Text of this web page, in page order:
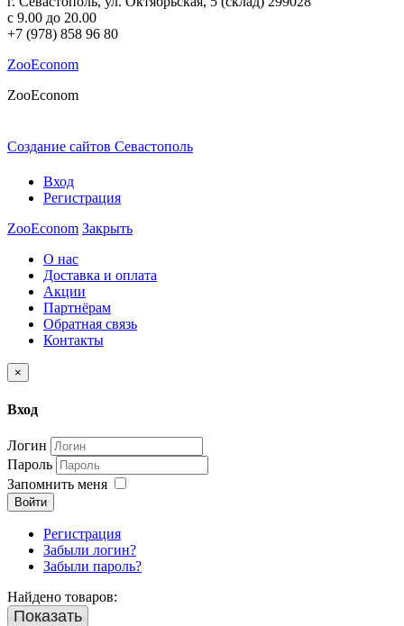
c 9.00 до 20.00
+7 (978) 858 96 80
ZooEconom
ZooEconom
Создание сайтов Севастополь
Вход
Регистрация
ZooEconom Закрыть
О нас
Доставка и оплата
Акции
Партнёрам
Обратная связь
Контакты
×
Вход
Логин
Пароль
Запомнить меня
Войти
Регистрация
Забыли логин?
Забыли пароль?
Найдено товаров:
Показать